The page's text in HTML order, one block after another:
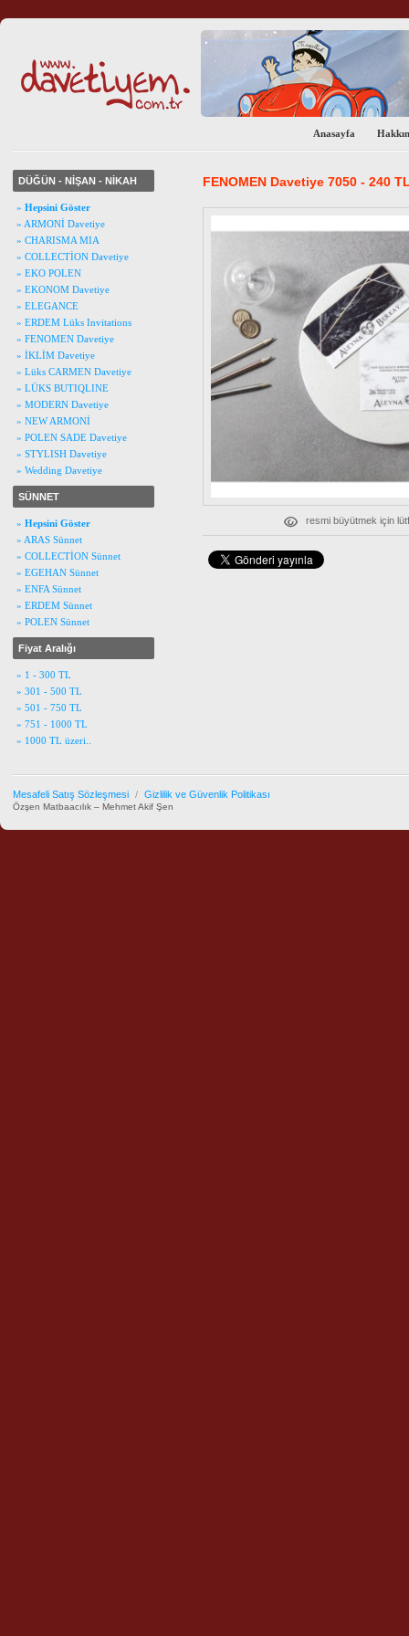
Anasayfa
DÜĞÜN - NİŞAN - NİKAH
» Hepsini Göster
» ARMONİ Davetiye
» CHARISMA MIA
» COLLECTİON Davetiye
» EKO POLEN
» EKONOM Davetiye
» ELEGANCE
» ERDEM Lüks Invitations
» FENOMEN Davetiye
» İKLİM Davetiye
» Lüks CARMEN Davetiye
» LÜKS BUTIQLINE
» MODERN Davetiye
» NEW ARMONİ
» POLEN SADE Davetiye
» STYLISH Davetiye
» Wedding Davetiye
SÜNNET
» Hepsini Göster
» ARAS Sünnet
» COLLECTİON Sünnet
» EGEHAN Sünnet
» ENFA Sünnet
» ERDEM Sünnet
» POLEN Sünnet
Fiyat Aralığı
» 1 - 300 TL
» 301 - 500 TL
» 501 - 750 TL
» 751 - 1000 TL
» 1000 TL üzeri..
FENOMEN Davetiye 7050 - 240
resmi büyütmek için
Mesafeli Satış Sözleşmesi / Gizlilik ve Güvenlik Politikası
Özşen Matbaacılık – Mehmet Akif Şen